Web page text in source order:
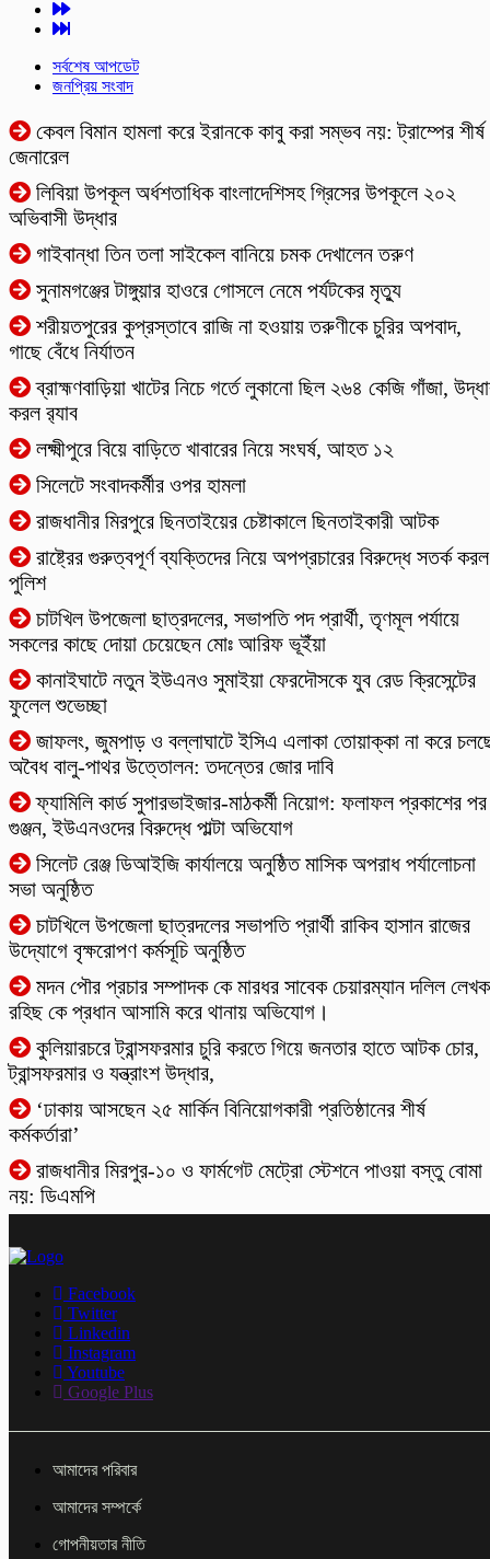
সর্বশেষ আপডেট
জনপ্রিয় সংবাদ
কেবল বিমান হামলা করে ইরানকে কাবু করা সম্ভব নয়: ট্রাম্পের শীর্ষ
জেনারেল
লিবিয়া উপকূল অর্ধশতাধিক বাংলাদেশিসহ গ্রিসের উপকূলে ২০২
অভিবাসী উদ্ধার
গাইবান্ধা তিন তলা সাইকেল বানিয়ে চমক দেখালেন তরুণ
সুনামগঞ্জের টাঙ্গুয়ার হাওরে গোসলে নেমে পর্যটকের মৃত্যু
শরীয়তপুরের কুপ্রস্তাবে রাজি না হওয়ায় তরুণীকে চুরির অপবাদ,
গাছে বেঁধে নির্যাতন
ব্রাহ্মণবাড়িয়া খাটের নিচে গর্তে লুকানো ছিল ২৬৪ কেজি গাঁজা,
করল র‍্যাব
লক্ষ্মীপুরে বিয়ে বাড়িতে খাবারের নিয়ে সংঘর্ষ, আহত ১২
সিলেটে সংবাদকর্মীর ওপর হামলা
রাজধানীর মিরপুরে ছিনতাইয়ের চেষ্টাকালে ছিনতাইকারী আটক
রাষ্ট্রের গুরুত্বপূর্ণ ব্যক্তিদের নিয়ে অপপ্রচারের বিরুদ্ধে সতর্ক করল
পুলিশ
চাটখিল উপজেলা ছাত্রদলের, সভাপতি পদ প্রার্থী, তৃণমূল পর্যায়ে
সকলের কাছে দোয়া চেয়েছেন মোঃ আরিফ ভূইঁয়া
কানাইঘাটে নতুন ইউএনও সুমাইয়া ফেরদৌসকে যুব রেড ক্রিসেন্টের
ফুলেল শুভেচ্ছা
​জাফলং, জুমপাড় ও বল্লাঘাটে ইসিএ এলাকা তোয়াক্কা না করে
অবৈধ বালু-পাথর উত্তোলন: তদন্তের জোর দাবি
ফ্যামিলি কার্ড সুপারভাইজার-মাঠকর্মী নিয়োগ: ফলাফল প্রকাশের পর
গুঞ্জন, ইউএনওদের বিরুদ্ধে পাল্টা অভিযোগ
‎সিলেট রেঞ্জ ডিআইজি কার্যালয়ে অনুষ্ঠিত মাসিক অপরাধ পর্যালোচনা
সভা অনুষ্ঠিত
চাটখিলে উপজেলা ছাত্রদলের সভাপতি প্রার্থী রাকিব হাসান রাজের
উদ্যোগে বৃক্ষরোপণ কর্মসূচি অনুষ্ঠিত
মদন পৌর প্রচার সম্পাদক কে মারধর সাবেক চেয়ারম্যান দলিল লেখক
রহিছ কে প্রধান আসামি করে থানায় অভিযোগ।
কুলিয়ারচরে ট্রান্সফরমার চুরি করতে গিয়ে জনতার হাতে আটক চোর,
ট্রান্সফরমার ও যন্ত্রাংশ উদ্ধার,
‘ঢাকায় আসছেন ২৫ মার্কিন বিনিয়োগকারী প্রতিষ্ঠানের শীর্ষ
কর্মকর্তারা’
রাজধানীর মিরপুর-১০ ও ফার্মগেট মেট্রো স্টেশনে পাওয়া বস্তু বোমা
নয়: ডিএমপি
Facebook
Twitter
Linkedin
Instagram
Youtube
Google Plus
আমাদের পরিবার
আমাদের সম্পর্কে
গোপনীয়তার নীতি